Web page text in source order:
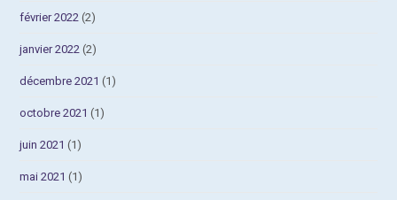
février 2022 (2)
janvier 2022 (2)
décembre 2021 (1)
octobre 2021 (1)
juin 2021 (1)
mai 2021 (1)